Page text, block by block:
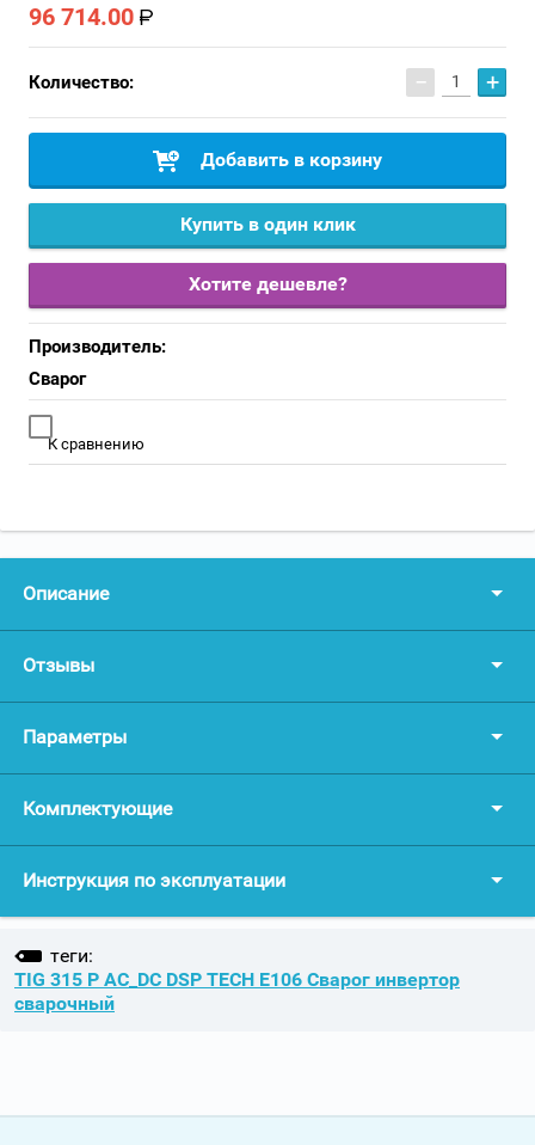
96 714.00
Количество: − +
Добавить в корзину
Купить в один клик
Хотите дешевле?
Производитель:
Сварог
К сравнению
Описание
Отзывы
Параметры
Комплектующие
Инструкция по эксплуатации
теги:
TIG 315 P AC_DC DSP TECH E106 Сварог инвертор
сварочный